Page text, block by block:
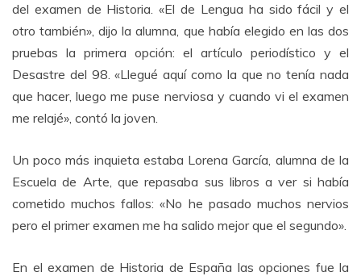
del examen de Historia. «El de Lengua ha sido fácil y el
otro también», dijo la alumna, que había elegido en las dos
pruebas la primera opción: el artículo periodístico y el
Desastre del 98. «Llegué aquí como la que no tenía nada
que hacer, luego me puse nerviosa y cuando vi el examen
me relajé», contó la joven.
Un poco más inquieta estaba Lorena García, alumna de la
Escuela de Arte, que repasaba sus libros a ver si había
cometido muchos fallos: «No he pasado muchos nervios
pero el primer examen me ha salido mejor que el segundo».
En el examen de Historia de España las opciones fue la